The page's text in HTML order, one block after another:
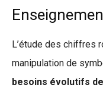
L’étude des chiffres
manipulation de
besoins évolutifs